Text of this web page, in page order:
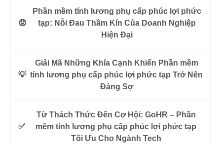
😟
Phần mềm tính lương phụ cấp phúc lợi phức
tạp: Nỗi Đau Thầm Kín Của Doanh Nghiệp
Hiện Đại
💡
Giải Mã Những Khía Cạnh Khiến Phần mềm
tính lương phụ cấp phúc lợi phức tạp Trở Nên
Đáng Sợ
✅
Từ Thách Thức Đến Cơ Hội: GoHR – Phần
mềm tính lương phụ cấp phúc lợi phức tạp
Tối Ưu Cho Ngành Tech